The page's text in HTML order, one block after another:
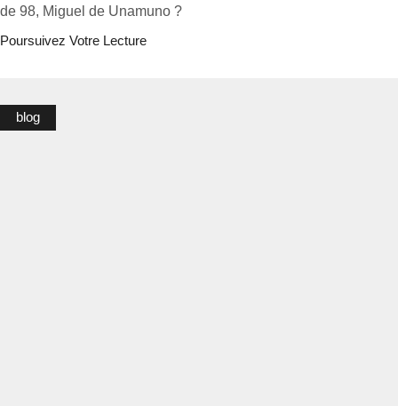
de 98, Miguel de Unamuno ?
Poursuivez Votre Lecture
blog